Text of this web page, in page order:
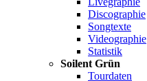
Discographie
Songtexte
Videographie
Statistik
Soilent Grün
Tourdaten